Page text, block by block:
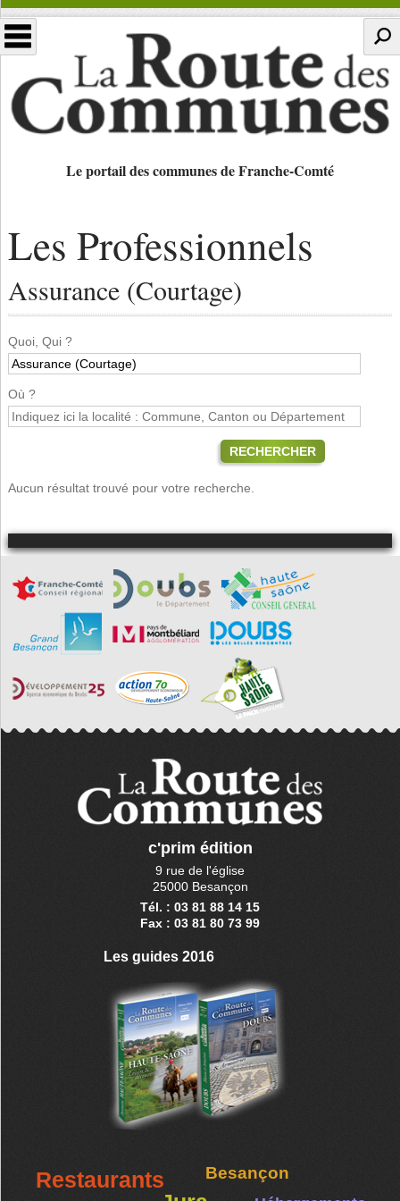
Le portail des communes de Franche-Comté
Les Professionnels
Assurance (Courtage)
Quoi, Qui ?
Où ?
RECHERCHER
Aucun résultat trouvé pour votre recherche.
c'prim édition
9 rue de l'église
25000 Besançon
Tél. : 03 81 88 14 15
Fax : 03 81 80 73 99
Les guides 2016
Restaurants Besançon